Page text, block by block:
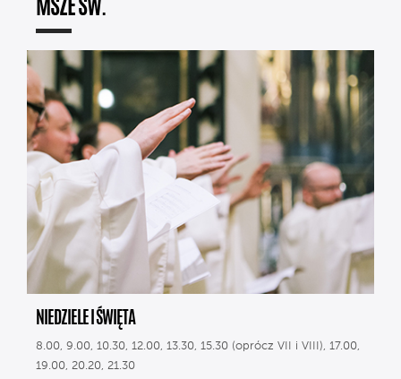
MSZE ŚW.
NIEDZIELE I ŚWIĘTA
8.00, 9.00, 10.30, 12.00, 13.30, 15.30 (oprócz VII i VIII), 17.00,
19.00, 20.20, 21.30